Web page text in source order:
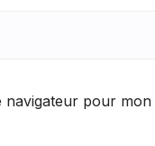
pour